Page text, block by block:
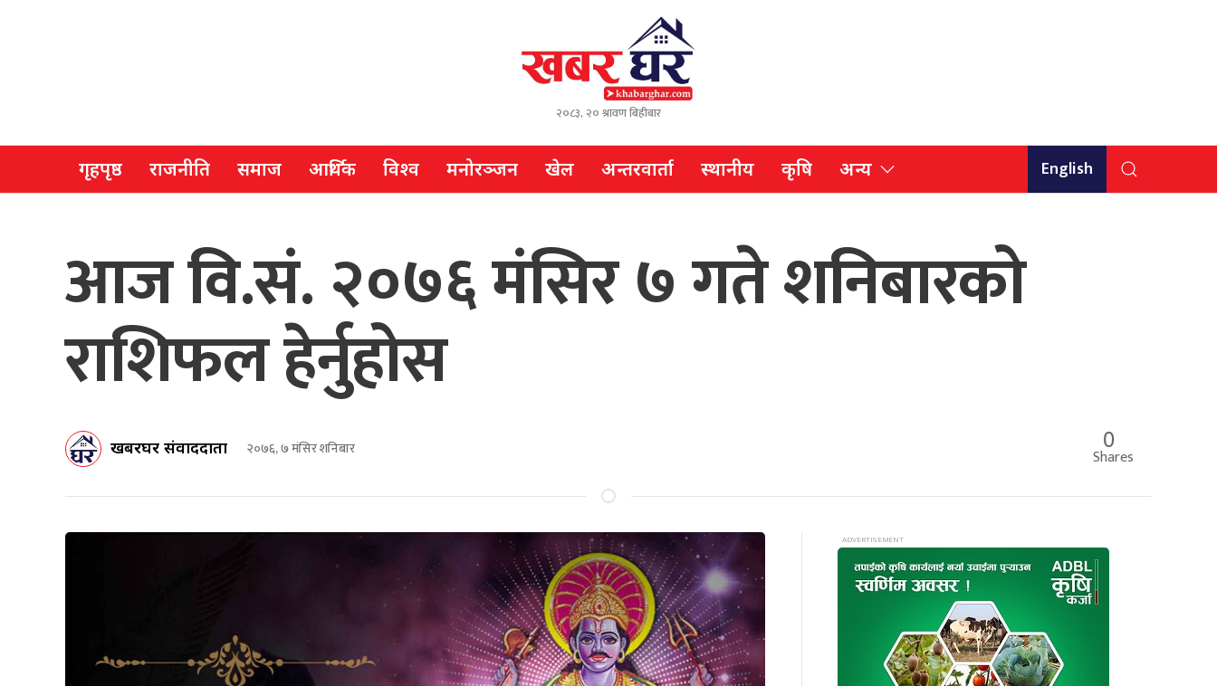
२०८३, २० श्रावण बिहीबार
गृहपृष्ठ राजनीति समाज आर्थिक विश्व मनोरञ्जन खेल अन्तरवार्ता स्थानीय कृषि अन्य English
आज वि.सं. २०७६ मंसिर ७ गते शनिबारको
राशिफल हेर्नुहोस
खबरघर संवाददाता २०७६, ७ मंसिर शनिबार 0
Shares